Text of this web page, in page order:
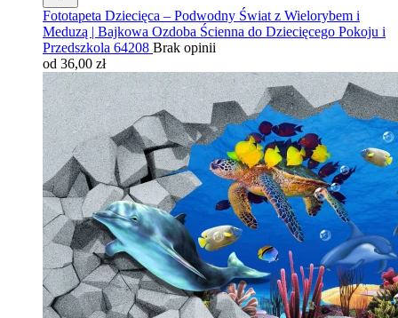
Fototapeta Dziecięca – Podwodny Świat z Wielorybem i
Meduzą | Bajkowa Ozdoba Ścienna do Dziecięcego Pokoju i
Przedszkola 64208 Brak opinii
od 36,00 zł